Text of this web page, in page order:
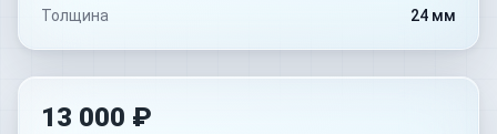
Толщина 24 мм
13 000 ₽